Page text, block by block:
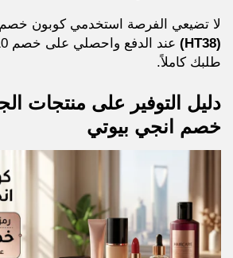
لا تضيعي الفرصة استخدمي كوبون
(HT38)
طلبك كاملاً.
دليل التوفير على منتجات
خصم انجي بيوتي